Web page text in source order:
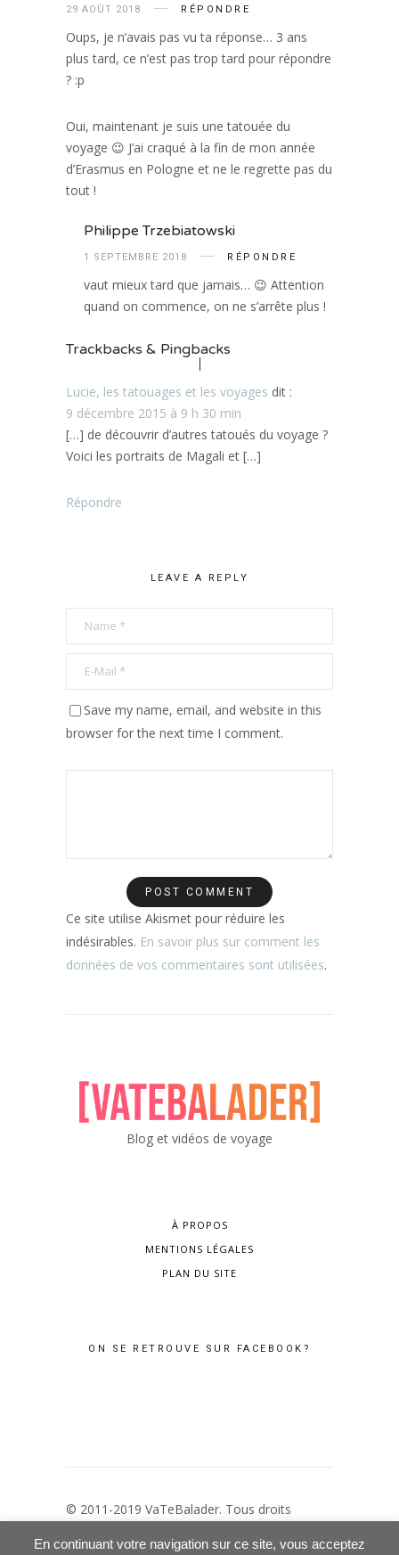
29 AOÛT 2018 RÉPONDRE
Oups, je n’avais pas vu ta réponse… 3 ans
plus tard, ce n’est pas trop tard pour répondre
? :p
Oui, maintenant je suis une tatouée du
voyage 😉 J’ai craqué à la fin de mon année
d’Erasmus en Pologne et ne le regrette pas du
tout !
Philippe Trzebiatowski
1 SEPTEMBRE 2018 RÉPONDRE
vaut mieux tard que jamais… 😉 Attention
quand on commence, on ne s’arrête plus !
Trackbacks & Pingbacks
Lucie, les tatouages et les voyages dit :
9 décembre 2015 à 9 h 30 min
[…] de découvrir d’autres tatoués du voyage ?
Voici les portraits de Magali et […]
Répondre
LEAVE A REPLY
Save my name, email, and website in this
browser for the next time I comment.
Ce site utilise Akismet pour réduire les
indésirables. En savoir plus sur comment les
données de vos commentaires sont utilisées.
Blog et vidéos de voyage
À PROPOS
MENTIONS LÉGALES
PLAN DU SITE
ON SE RETROUVE SUR FACEBOOK?
© 2011-2019 VaTeBalader. Tous droits
En continuant votre navigation sur ce site, vous acceptez